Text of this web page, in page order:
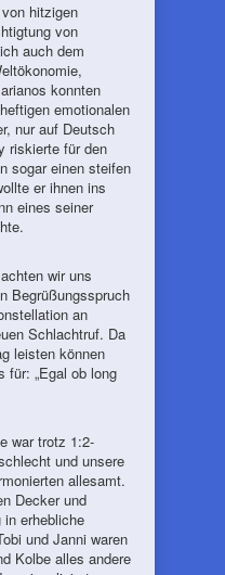
hitzigen
von
auch dem
konnten
emotionalen
nur auf Deutsch
riskierte für den
sogar einen steifen
er ihnen ins
eines seiner
wir uns
Begrüßungsspruch
an
Schlachtruf. Da
leisten können
für: „Egal ob long
war trotz 1:2-
und unsere
allesamt.
Decker und
in erhebliche
und Janni waren
Kolbe alles andere